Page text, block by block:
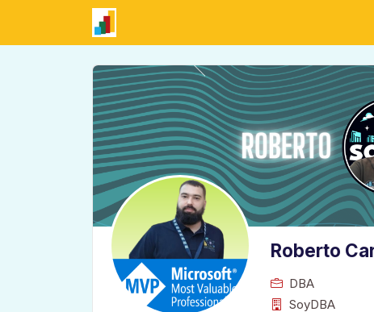
Roberto
DBA
SoyDBA